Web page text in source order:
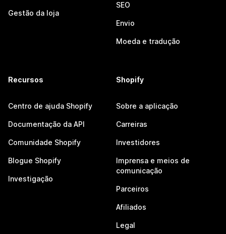
Gestão da loja
SEO
Envio
Moeda e tradução
Recursos
Centro de ajuda Shopify
Documentação da API
Comunidade Shopify
Blogue Shopify
Investigação
Shopify
Sobre a aplicação
Carreiras
Investidores
Imprensa e meios de
comunicação
Parceiros
Afiliados
Legal